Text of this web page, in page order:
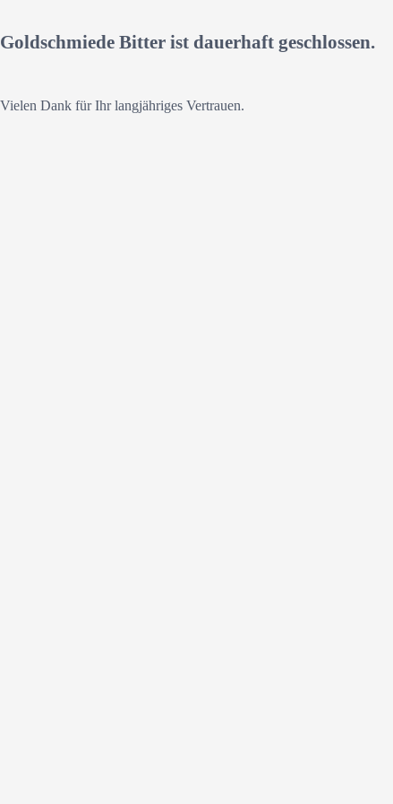
Goldschmiede Bitter ist dauerhaft geschlossen.
Vielen Dank für Ihr langjähriges Vertrauen.